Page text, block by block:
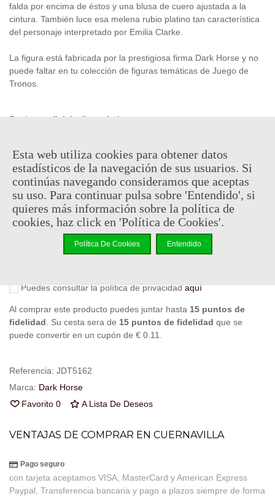
falda por encima de éstos y una blusa de cuero ajustada a la
cintura. También luce esa melena rubio platino tan característica
del personaje interpretado por Emilia Clarke.
La figura está fabricada por la prestigiosa firma Dark Horse y no
puede faltar en tu colección de figuras temáticas de Juego de
Tronos.
Producto oficial licenciado
31,95 € (impuestos inc.)
Descatalogado
Código QR
Compartir
Notificarme cuando esté disponible
Puedes consultar la política de privacidad aquí
Al comprar este producto puedes juntar hasta 15 puntos de
fidelidad . Su cesta sera de 15 puntos de fidelidad que se
puede convertir en un cupón de € 0.11
Referencia: JDT5162
Marca: Dark Horse
Favorito 0 A Lista De Deseos
VENTAJAS DE COMPRAR EN CUERNAVILLA
Pago seguro
con tarjeta aceptamos VISA, MasterCard y American Express
Paypal, Transferencia bancaria y pago a plazos siempre de forma
Esta web utiliza cookies para obtener datos
estadísticos de la navegación de sus usuarios. Si
continúas navegando consideramos que aceptas
su uso. Para continuar pulsa sobre 'Entendido', si
quieres más información sobre la política de
cookies, haz click en 'Política de Cookies'.
Política De Cookies Entendido